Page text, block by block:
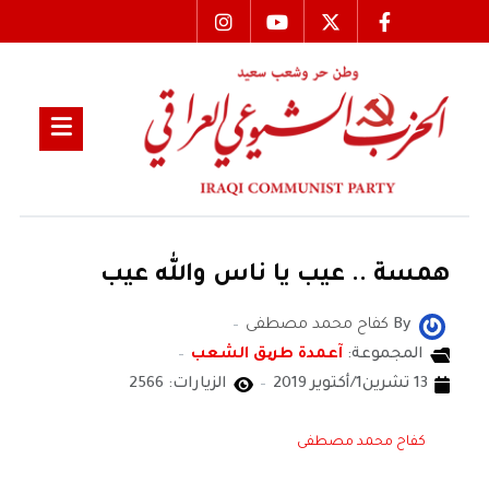
همسة .. عيب يا ناس والله عيب
By كفاح محمد مصطفى
المجموعة: آعمدة طریق الشعب
13 تشرين1/أكتوير 2019
الزيارات: 2566
كفاح محمد مصطفى